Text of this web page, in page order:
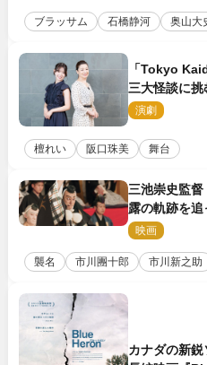
ブラッサム 石橋静河 奥山大
「Tokyo
三大怪談に
「牡丹灯籠」
演劇
檀れい 阪口珠美 舞台
三池崇史監
露の軌跡を追
映画
襲名 市川團十郎 市川新之助
カナダの新